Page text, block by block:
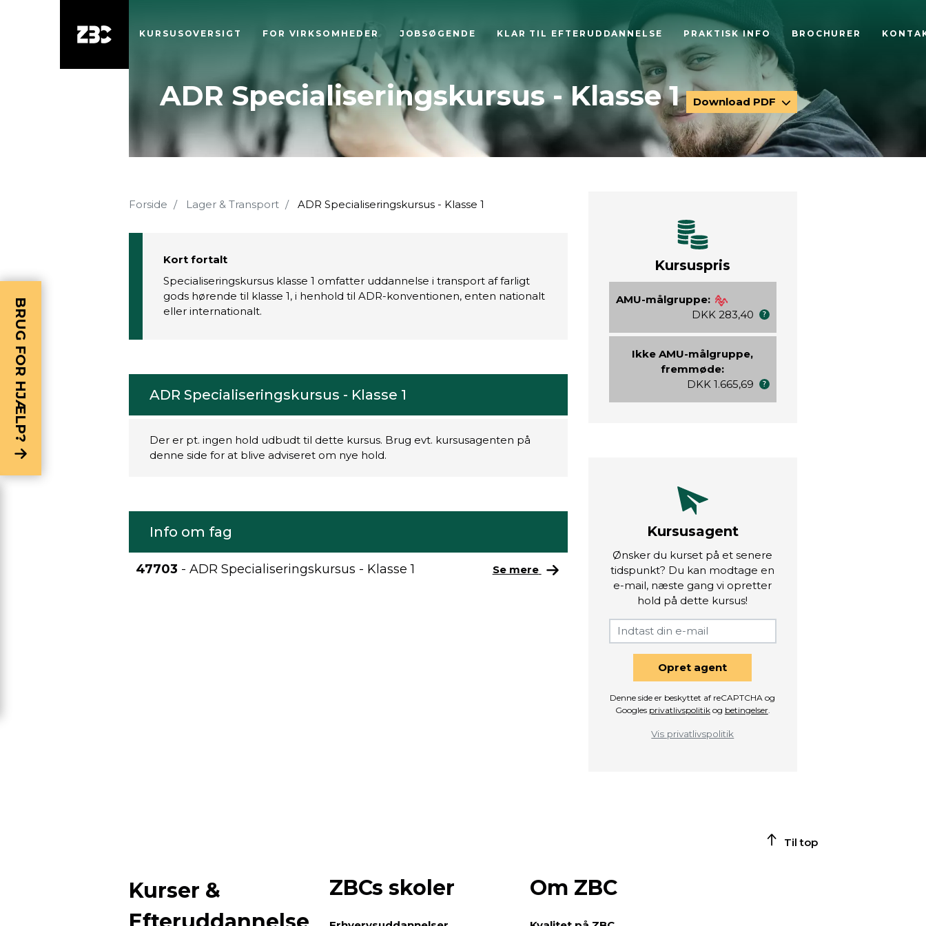
KURSUSOVERSIGT FOR VIRKSOMHEDER JOBSØGENDE KLAR TIL EFTERUDDANNELSE PRAKTISK INFO BROCHURER
ADR Specialiseringskursus - Klasse 1 Download PDF
Forside Lager & Transport ADR Specialiseringskursus - Klasse 1
Kort fortalt
Specialiseringskursus klasse 1 omfatter uddannelse i transport af farligt
gods hørende til klasse 1, i henhold til ADR-konventionen, enten nationalt
eller internationalt.
ADR Specialiseringskursus - Klasse 1
Der er pt. ingen hold udbudt til dette kursus. Brug evt. kursusagenten på
denne side for at blive adviseret om nye hold.
Info om fag
47703 - ADR Specialiseringskursus - Klasse 1 Se mere
Kursuspris
AMU-målgruppe:
DKK 283,40
Ikke AMU-målgruppe,
fremmøde:
DKK 1.665,69
Kursusagent
Ønsker du kurset på et senere
tidspunkt? Du kan modtage en
e-mail, næste gang vi opretter
hold på dette kursus!
Opret agent
Denne side er beskyttet af reCAPTCHA og
Googles privatlivspolitikog betingelser.
Vis privatlivspolitik
BRUG FOR HJÆLP?
Til top
Kurser &
ZBCs skoler Om ZBC